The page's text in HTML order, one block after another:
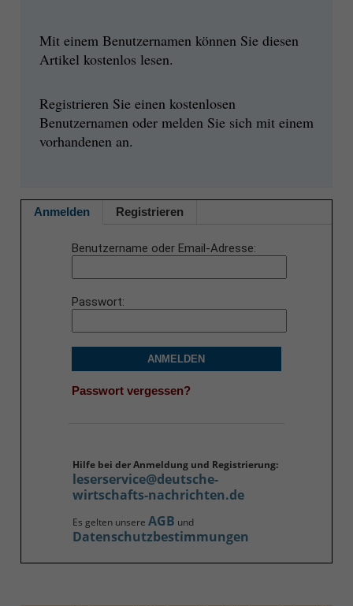
Mit einem Benutzernamen können Sie diesen
Artikel kostenlos lesen.
Registrieren Sie einen kostenlosen
Benutzernamen oder melden Sie sich mit einem
vorhandenen an.
Anmelden Registrieren
Benutzername oder Email-Adresse
Passwort
ANMELDEN
Passwort vergessen?
Hilfe bei der Anmeldung und Registrierung:
leserservice@deutsche-
wirtschafts-nachrichten.de
Es gelten unsere AGB und
Datenschutzbestimmungen